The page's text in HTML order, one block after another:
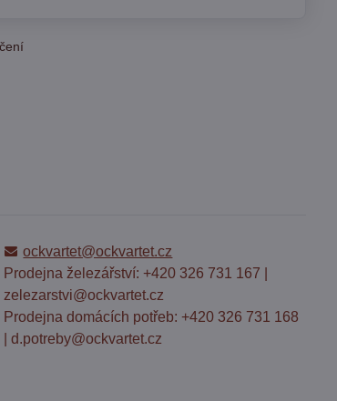
ockvartet@ockvartet.cz
Prodejna železářství: +420 326 731 167 |
zelezarstvi@ockvartet.cz
Prodejna domácích potřeb: +420 326 731 168
| d.potreby@ockvartet.cz